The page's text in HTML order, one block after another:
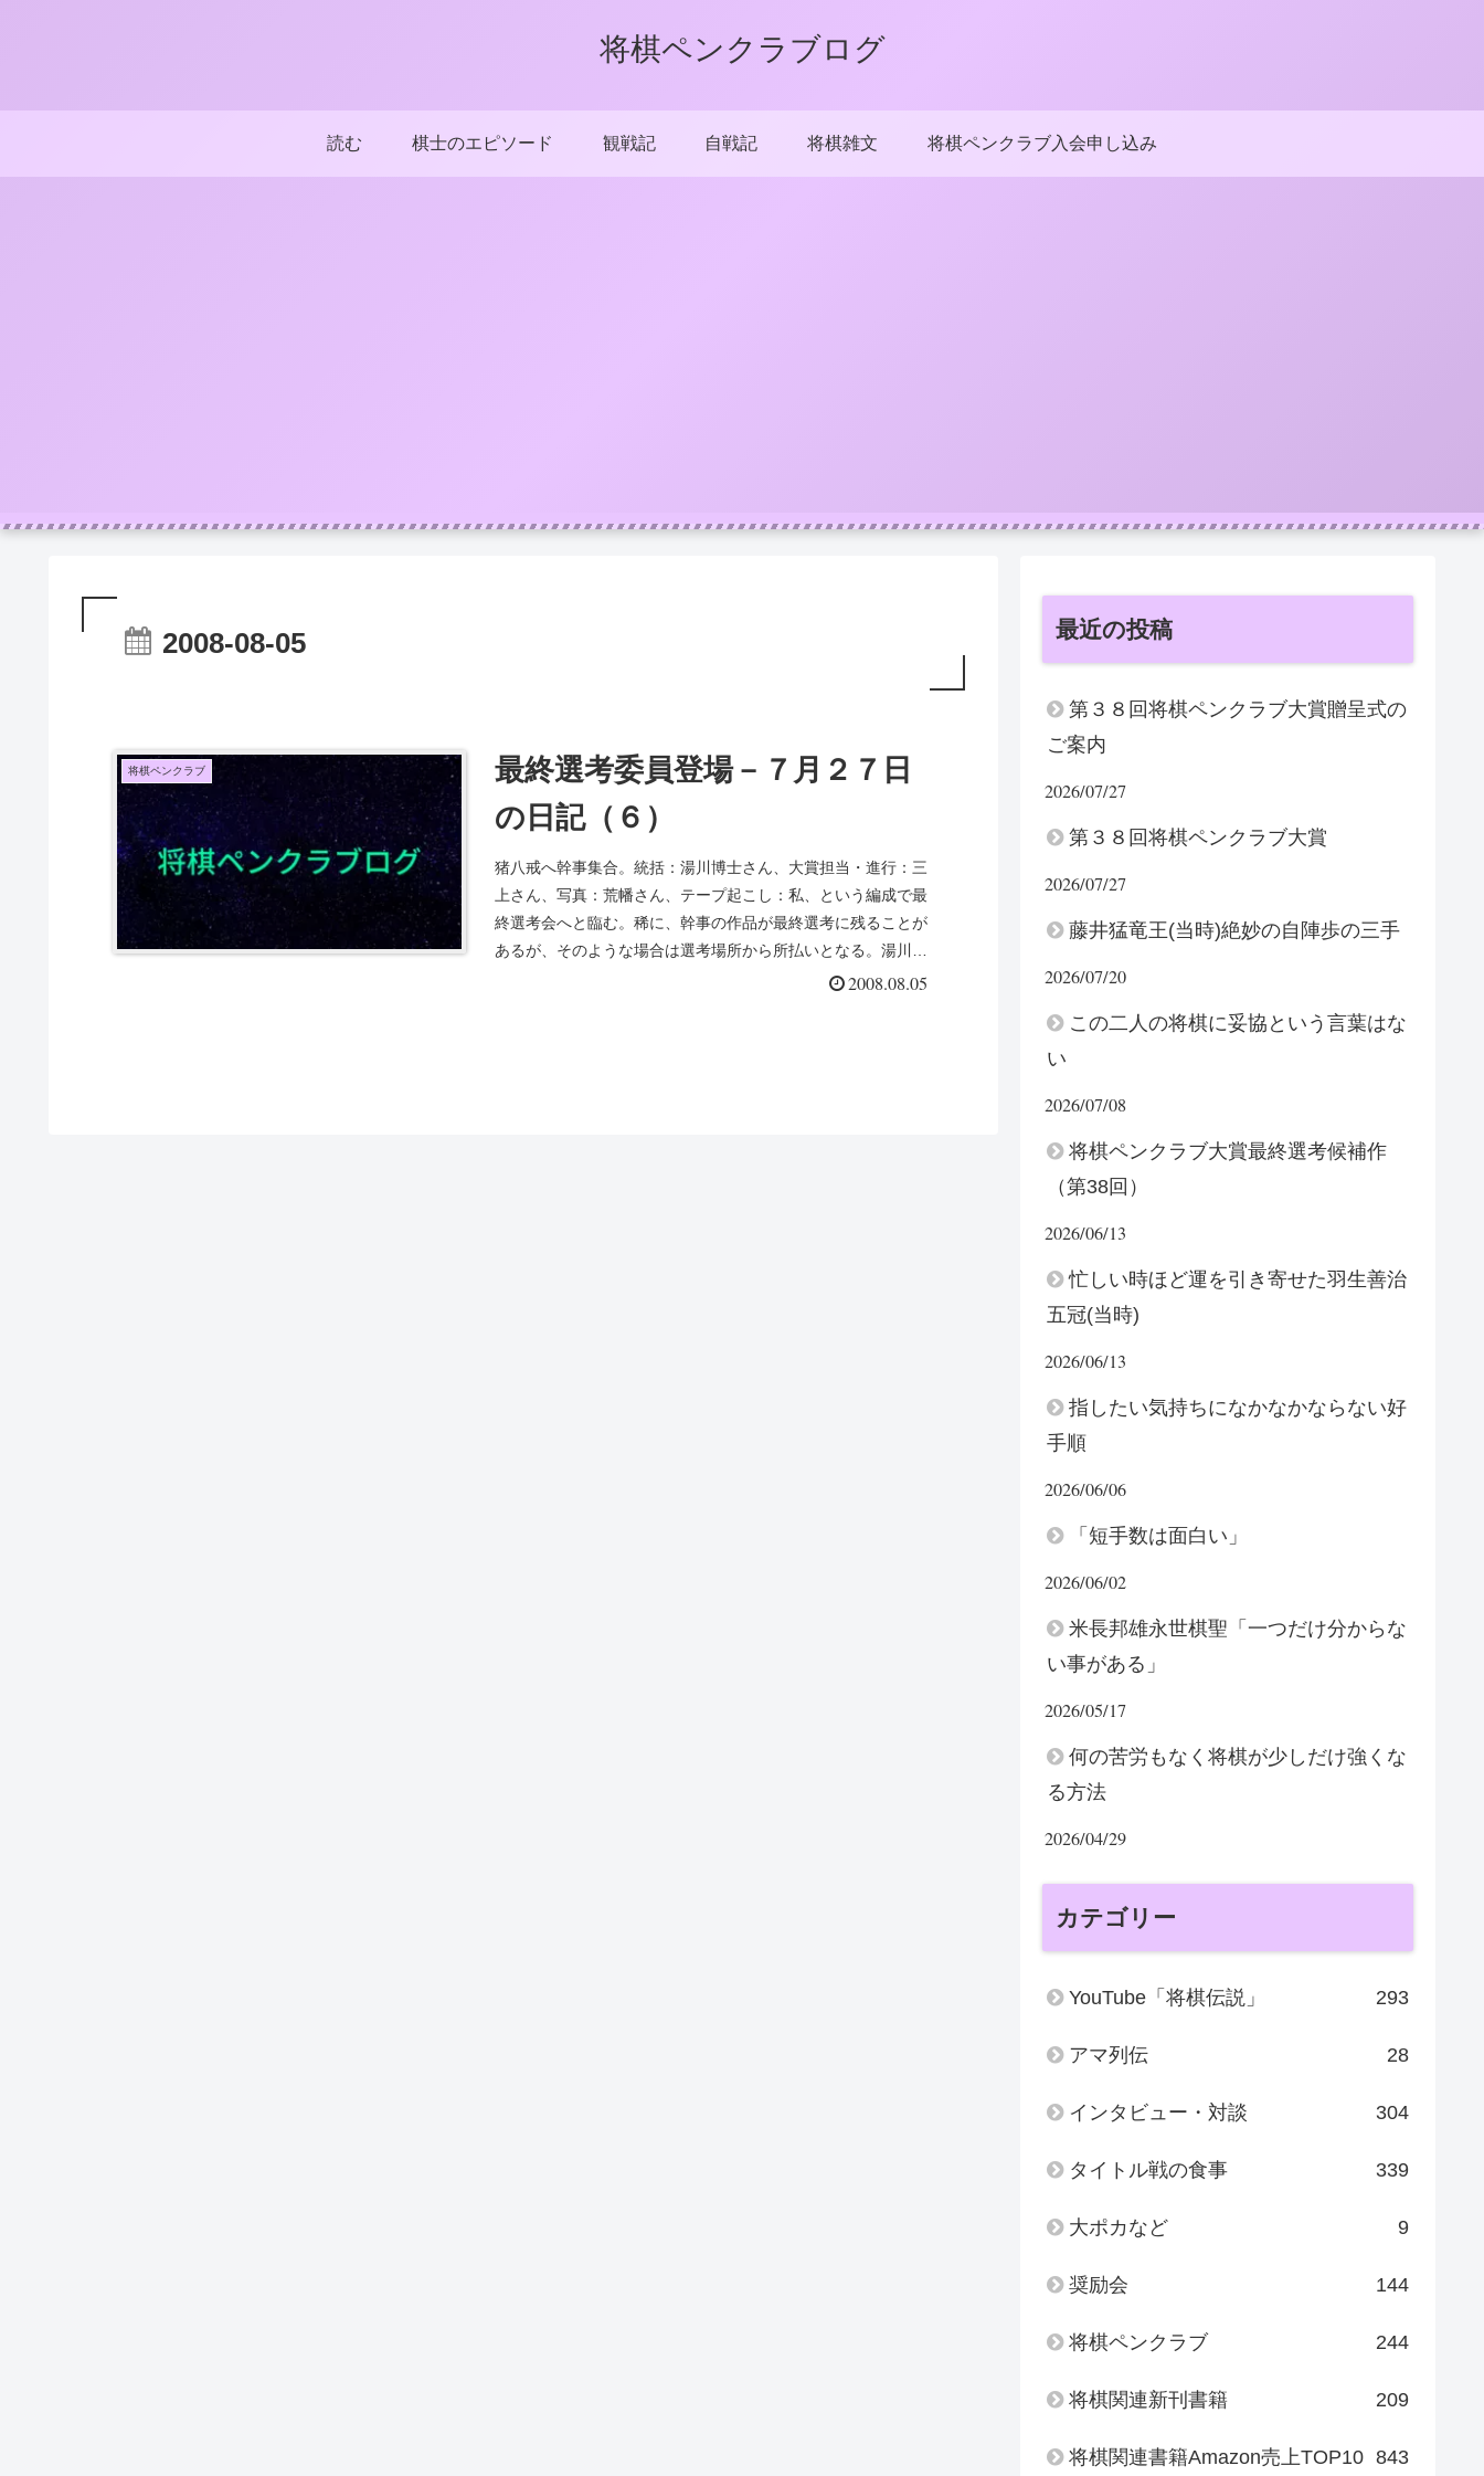
将棋ペンクラブログ
読む 棋士のエピソード 観戦記 自戦記 将棋雑文 将棋ペンクラブ入会申し込み
2008-08-05
将棋ペンクラブ
最終選考委員登場－７月２７日
の日記（６）
猪八戒へ幹事集合。統括：湯川博士さん、大賞担当・進行：三
上さん、写真：荒幡さん、テープ起こし：私、という編成で最
終選考会へと臨む。稀に、幹事の作品が最終選考に残ることが
あるが、そのような場合は選考場所から所払いとなる。湯川恵
2008.08.05
最近の投稿
第３８回将棋ペンクラブ大賞贈呈式の
ご案内
2026/07/27
第３８回将棋ペンクラブ大賞
2026/07/27
藤井猛竜王(当時)絶妙の自陣歩の三手
2026/07/20
この二人の将棋に妥協という言葉はな
い
2026/07/08
将棋ペンクラブ大賞最終選考候補作
（第38回）
2026/06/13
忙しい時ほど運を引き寄せた羽生善治
五冠(当時)
2026/06/13
指したい気持ちになかなかならない好
手順
2026/06/06
「短手数は面白い」
2026/06/02
米長邦雄永世棋聖「一つだけ分からな
い事がある」
2026/05/17
何の苦労もなく将棋が少しだけ強くな
る方法
2026/04/29
カテゴリー
YouTube「将棋伝説」 293
アマ列伝 28
インタビュー・対談 304
タイトル戦の食事 339
大ポカなど 9
奨励会 144
将棋ペンクラブ 244
将棋関連新刊書籍 209
将棋関連書籍Amazon売上TOP10 843